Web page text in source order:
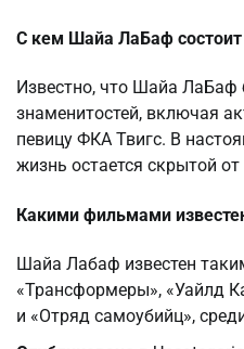
С кем Шайа ЛаБаф
Известно, что Шайа
знаменитостей, включая
певицу ФКА Твигс. В
жизнь остается скрытой от
Какими фильмами
Шайа Лабаф известен
«Трансформеры», «Уайлд
и «Отряд самоубийц»,